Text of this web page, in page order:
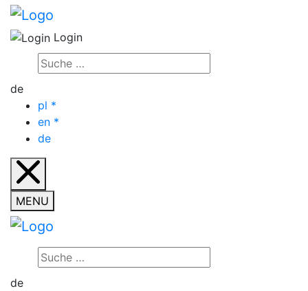
Login
de
pl *
en *
de
MENU
de